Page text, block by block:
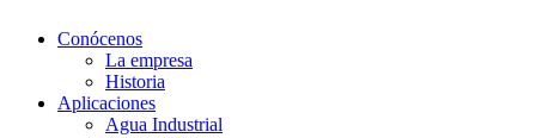
Conócenos
La empresa
Historia
Aplicaciones
Agua Industrial